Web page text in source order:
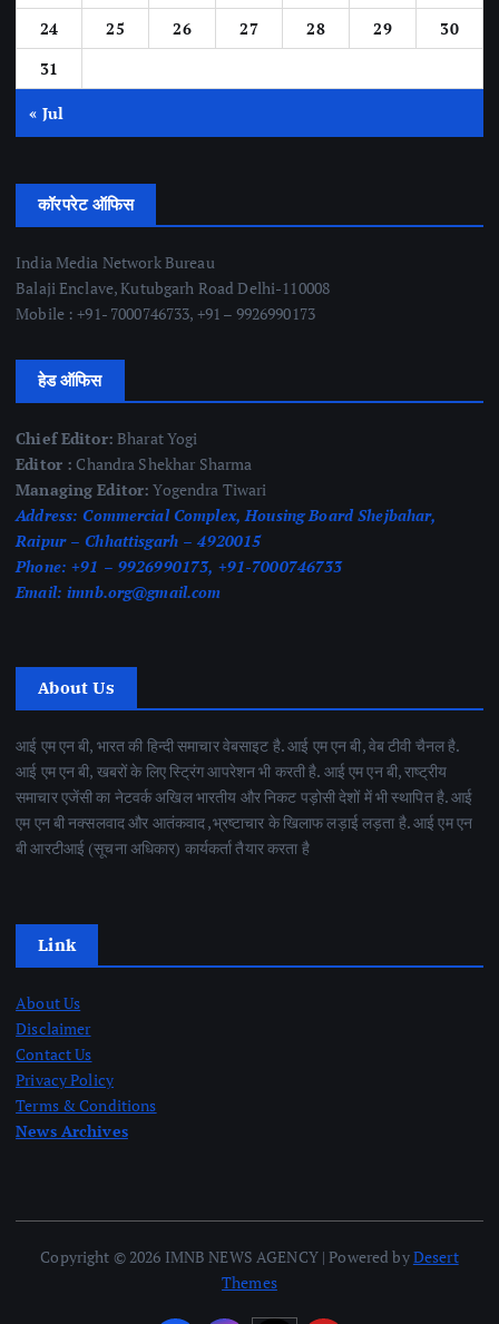
24
25 26 27 28 29
30
31
« Jul
कॉरपरेट ऑफिस
India Media Network Bureau
Balaji Enclave, Kutubgarh Road Delhi-110008
Mobile : +91- 7000746733, +91 – 9926990173
हेड ऑफिस
Chief Editor: Bharat Yogi
Editor : Chandra Shekhar Sharma
Managing Editor: Yogendra Tiwari
Address: Commercial Complex, Housing Board Shejbahar,
Raipur – Chhattisgarh – 4920015
Phone: +91 – 9926990173, +91-7000746733
Email: imnb.org@gmail.com
About Us
आई एम एन बी, भारत की हिन्दी समाचार वेबसाइट है. आई एम एन बी, वेब टीवी चैनल है.
आई एम एन बी, खबरों के लिए स्ट्रिंग आपरेशन भी करती है. आई एम एन बी, राष्ट्रीय
समाचार एजेंसी का नेटवर्क अखिल भारतीय और निकट पड़ोसी देशों में भी स्थापित है. आई
एम एन बी नक्सलवाद और आतंकवाद ,भ्रष्टाचार के खिलाफ लड़ाई लड़ता है. आई एम एन
बी आरटीआई (सूचना अधिकार) कार्यकर्ता तैयार करता है
Link
About Us
Disclaimer
Contact Us
Privacy Policy
Terms & Conditions
News Archives
Copyright © 2026 IMNB NEWS AGENCY | Powered byDesert
Themes